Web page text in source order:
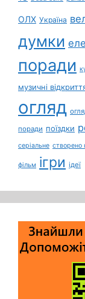
ОЛХ Україна
думки
поради
музичні
огляд
поради поїздки
серіальне створено
фільм ігри ідеї